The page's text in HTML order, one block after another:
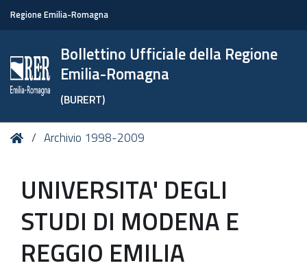
Regione Emilia-Romagna
Bollettino Ufficiale della Regione
Emilia-Romagna
(BURERT)
Tu HomeArchivio 1998-2009
UNIVERSITA' DEGLI
STUDI DI MODENA E
REGGIO EMILIA